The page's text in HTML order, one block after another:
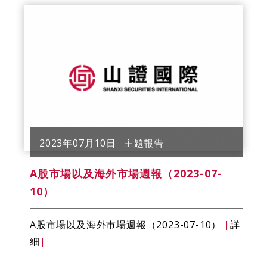
2023年07月10日 主題報告
A股市場以及海外市場週報（2023-07-
10）
A股市場以及海外市場週報（2023-07-10） | 詳
細 |